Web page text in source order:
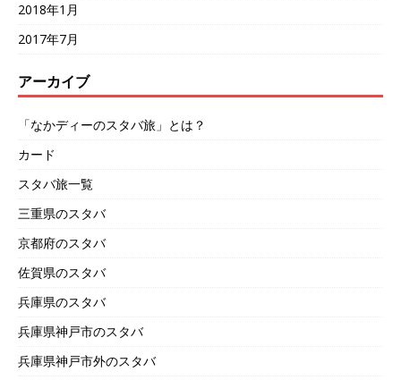
2018年1月
2017年7月
アーカイブ
「なかディーのスタバ旅」とは？
カード
スタバ旅一覧
三重県のスタバ
京都府のスタバ
佐賀県のスタバ
兵庫県のスタバ
兵庫県神戸市のスタバ
兵庫県神戸市外のスタバ